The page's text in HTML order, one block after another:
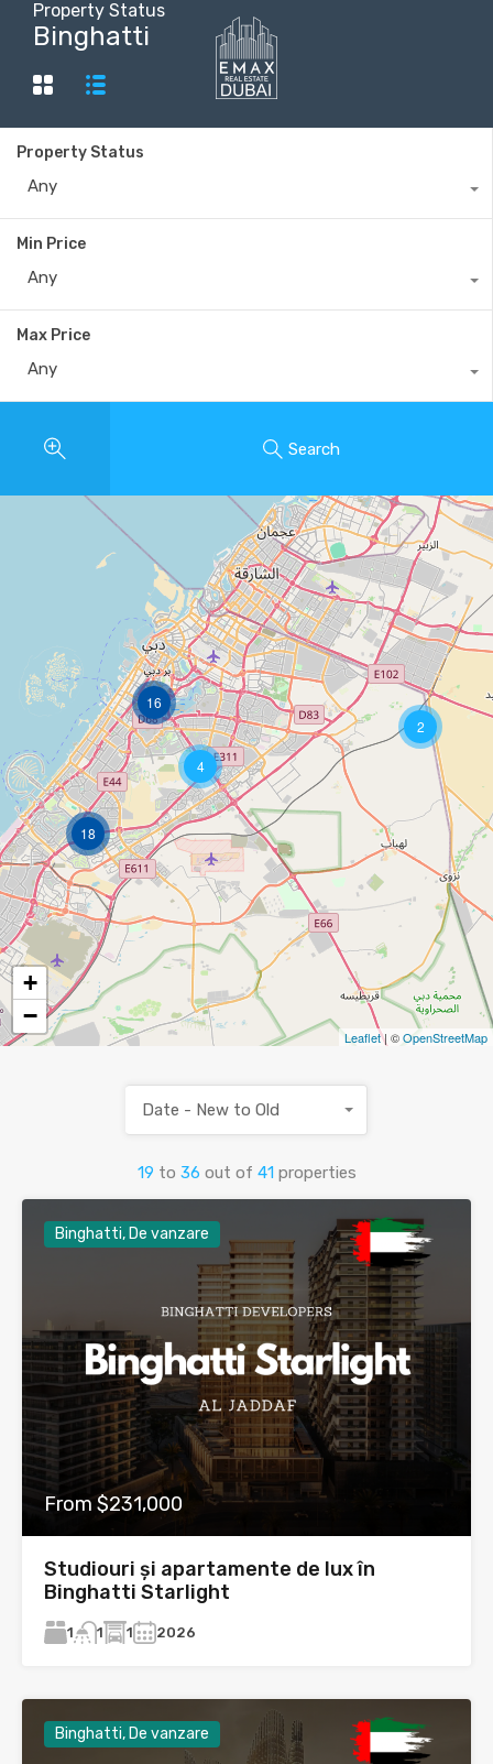
Property Status
Binghatti
Property Status
Any
Min Price
Any
Max Price
Any
Search
2
16
18
4
+
−
Leaflet| ©OpenStreetMap
19 to 36 out of 41 properties
Date - New to Old
Binghatti, De vanzare
From $231,000
Studiouri și apartamente de lux în
Binghatti Starlight
1 1 1 2026
Binghatti, De vanzare